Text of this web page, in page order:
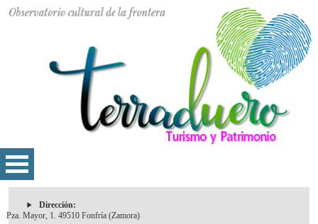
Dirección:
Pza. Mayor, 1. 49510 Fonfría (Zamora)